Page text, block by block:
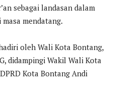
sebagai landasan dalam
mendatang.
oleh Wali Kota Bontang,
didampingi Wakil Wali Kota
Kota Bontang Andi